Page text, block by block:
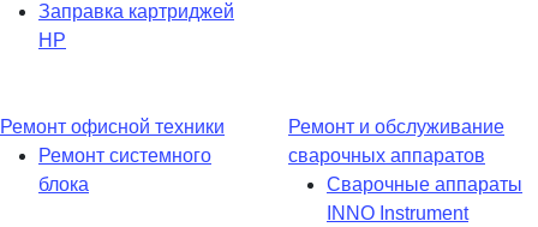
Заправка картриджей
HP
Ремонт офисной техники
Ремонт системного
блока
Ремонт и обслуживание
сварочных аппаратов
Сварочные аппараты
INNO Instrument